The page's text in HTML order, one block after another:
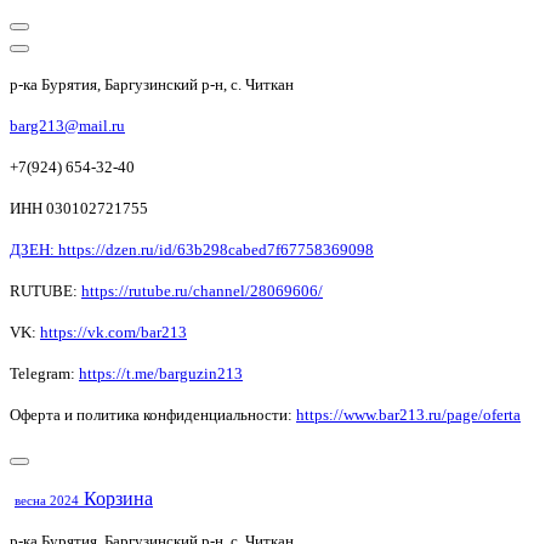
р-ка Бурятия, Баргузинский р-н, с. Читкан
barg213@mail.ru
+7(924) 654-32-40
ИНН 030102721755
ДЗЕН: https://dzen.ru/id/63b298cabed7f67758369098
RUTUBE: https://rutube.ru/channel/28069606/
VK: https://vk.com/bar213
Telegram: https://t.me/barguzin213
Оферта и политика конфиденциальности: https://www.bar213.ru/page/oferta
весна 2024 Корзина